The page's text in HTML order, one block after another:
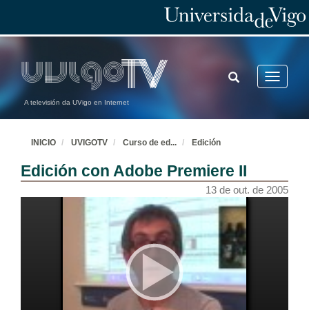
A televisión da UVigo en Internet
Toggle
TOGGLE
SEARCH
INICIO UVIGOTV Curso de ed... Edición
Edición con Adobe Premiere II
13 de out. de 2005